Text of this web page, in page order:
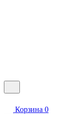
Корзина 0